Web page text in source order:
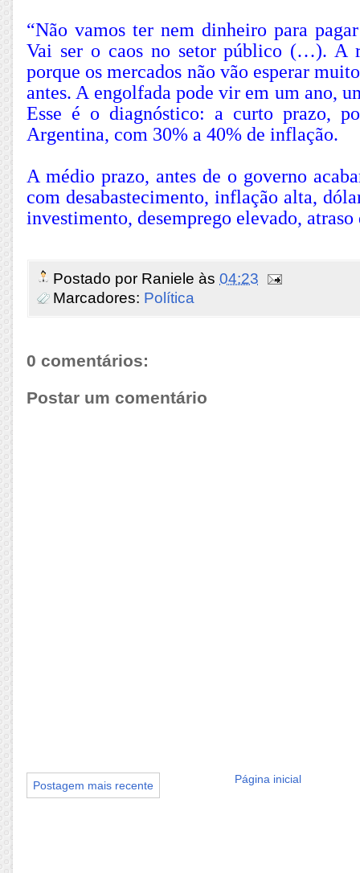
“Não vamos ter nem dinheiro para
Vai ser o caos no setor público (…). A
porque os mercados não vão esperar
antes. A engolfada pode vir em um ano,
Esse é o diagnóstico: a curto prazo,
Argentina, com 30% a 40% de inflação.
A médio prazo, antes de o governo
com desabastecimento, inflação alta,
investimento, desemprego elevado, atraso
Postado por Raniele às 04:23
Marcadores: Política
0 comentários:
Postar um comentário
Postagem mais recente Página inicial